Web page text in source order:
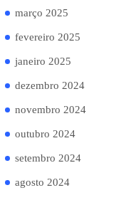
março 2025
fevereiro 2025
janeiro 2025
dezembro 2024
novembro 2024
outubro 2024
setembro 2024
agosto 2024